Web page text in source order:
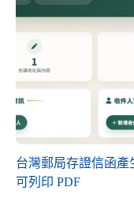
台灣郵局存證信函
可列印 PDF